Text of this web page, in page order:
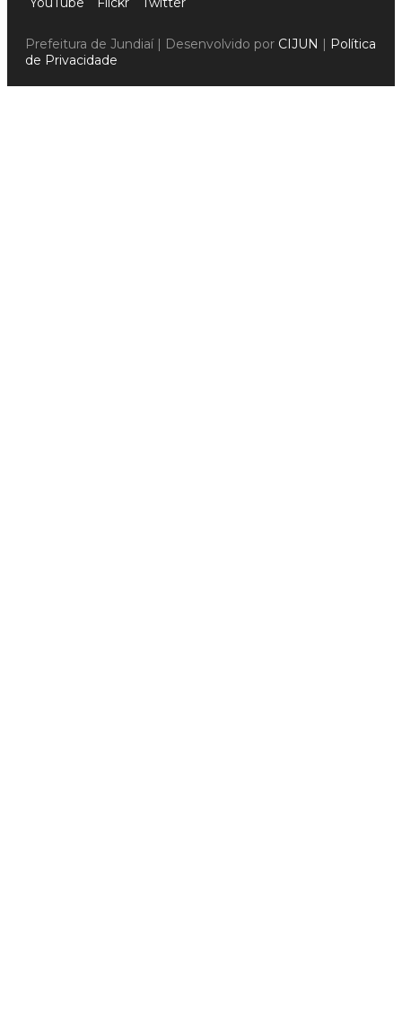
Prefeitura de Jundiaí | Desenvolvido por CIJUN | Política
de Privacidade